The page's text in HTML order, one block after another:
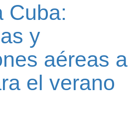
Cuba:
y
aéreas a
el verano